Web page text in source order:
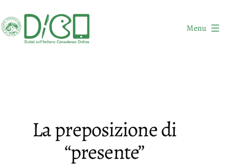
al
contenuto
Menu
La preposizione di
“presente”